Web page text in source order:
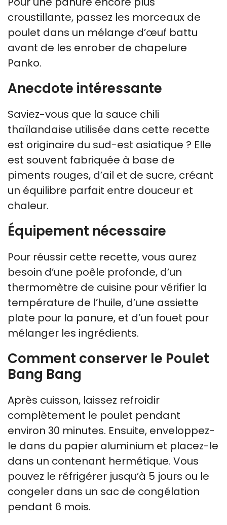
croustillante, passez les morceaux de
poulet dans un mélange d’œuf battu
avant de les enrober de chapelure
Panko.
Anecdote intéressante
Saviez-vous que la sauce chili
thaïlandaise utilisée dans cette recette
est originaire du sud-est asiatique ? Elle
est souvent fabriquée à base de
piments rouges, d’ail et de sucre, créant
un équilibre parfait entre douceur et
chaleur.
Équipement nécessaire
Pour réussir cette recette, vous aurez
besoin d’une poêle profonde, d’un
thermomètre de cuisine pour vérifier la
température de l’huile, d’une assiette
plate pour la panure, et d’un fouet pour
mélanger les ingrédients.
Comment conserver le Poulet
Bang Bang
Après cuisson, laissez refroidir
complètement le poulet pendant
environ 30 minutes. Ensuite, enveloppez-
le dans du papier aluminium et placez-le
dans un contenant hermétique. Vous
pouvez le réfrigérer jusqu’à 5 jours ou le
congeler dans un sac de congélation
pendant 6 mois.